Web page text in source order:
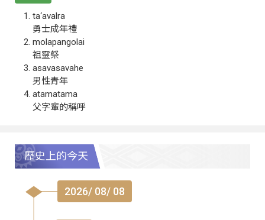
ta‘avalra
勇士成年禮
molapangolai
祖靈祭
asavasavahe
男性青年
atamatama
父字輩的稱呼
歷史上的今天
2026/ 08/ 08